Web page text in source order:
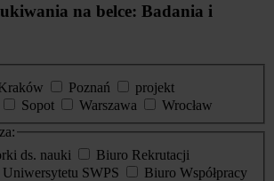
na belce: Badania i
Poznań
projekt
Sopot Warszawa
Wrocław
ds. nauki
Biuro Rekrutacji
SWPS
Biuro Współpracy